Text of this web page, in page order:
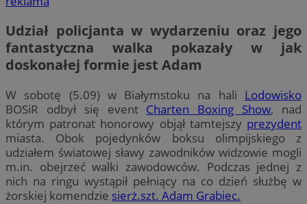
Udział policjanta w wydarzeniu oraz jego
fantastyczna walka pokazały w jak
doskonałej formie jest Adam
W sobotę (5.09) w Białymstoku na hali Lodowisko
BOSiR odbył się event Charten Boxing Show, nad
którym patronat honorowy objął tamtejszy prezydent
miasta. Obok pojedynków boksu olimpijskiego z
udziałem światowej sławy zawodników widzowie mogli
m.in. obejrzeć walki zawodowców. Podczas jednej z
nich na ringu wystąpił pełniący na co dzień służbę w
żorskiej komendzie sierż.szt. Adam Grabiec.